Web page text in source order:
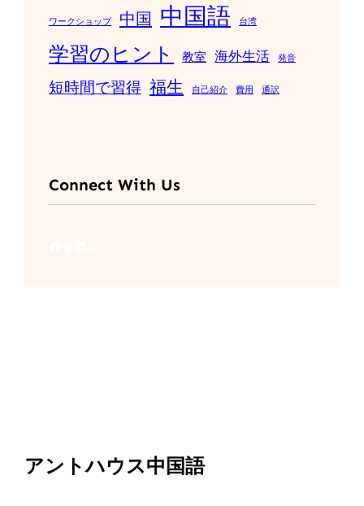
ワークショップ 中国 中国語 台湾
学習のヒント 教室 海外生活 発音
短時間で習得 福生 自己紹介 費用 通訳
Connect With Us
アントハウス中国語